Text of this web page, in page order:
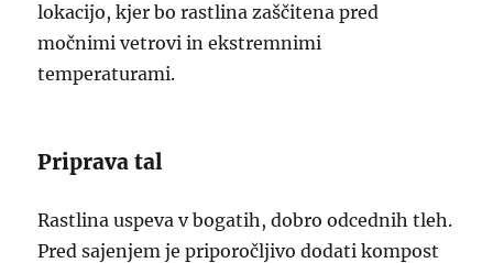
lokacijo, kjer bo rastlina zaščitena pred
močnimi vetrovi in ekstremnimi
temperaturami.
Priprava tal
Rastlina uspeva v bogatih, dobro odcednih tleh.
Pred sajenjem je priporočljivo dodati kompost